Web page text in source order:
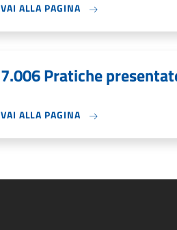
VAI ALLA PAGINA
7.006 Pratiche
VAI ALLA PAGINA